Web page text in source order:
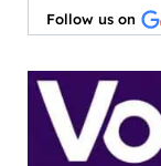
Follow us on